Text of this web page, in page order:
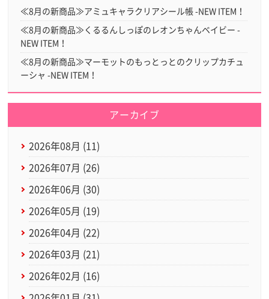
≪8月の新商品≫アミュキャラクリアシール帳 -NEW ITEM！
≪8月の新商品≫くるるんしっぽのレオンちゃんベイビー -
NEW ITEM！
≪8月の新商品≫マーモットのもっとっとのクリップカチュ
ーシャ -NEW ITEM！
アーカイブ
2026年08月 (11)
2026年07月 (26)
2026年06月 (30)
2026年05月 (19)
2026年04月 (22)
2026年03月 (21)
2026年02月 (16)